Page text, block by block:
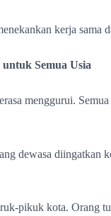
kerja sama
Semua Usia
menggurui.
dewasa diingatkan
pikuk kota. Orang